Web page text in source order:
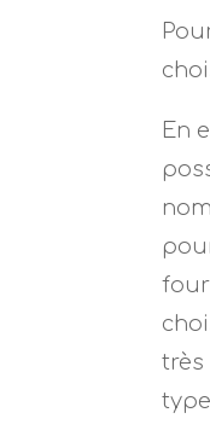
En
très